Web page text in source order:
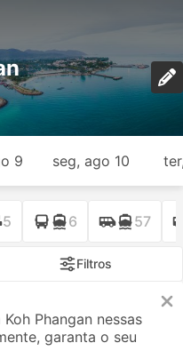
9 seg, ago 10
5 6 57
Filtros
Phangan nessas
garanta o seu